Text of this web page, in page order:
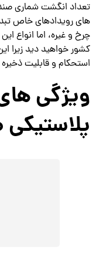
تعداد انگشت شماری
چرخ و غیره، اما انواع
کشور خواهید دید زیرا
استحکام و قابلیت
ویژگی
پلاستیکی